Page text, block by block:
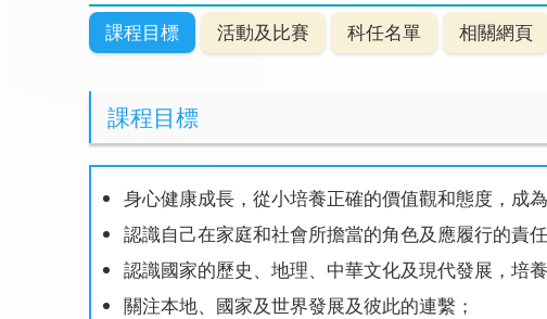
課程目標 活動及比賽 科任名單 相關網頁
課程目標
身心健康成長，從小培養正確的價值觀和態度，成
認識自己在家庭和社會所擔當的角色及應履行的責
認識國家的歷史、地理、中華文化及現代發展，培
關注本地、國家及世界發展及彼此的連繫；